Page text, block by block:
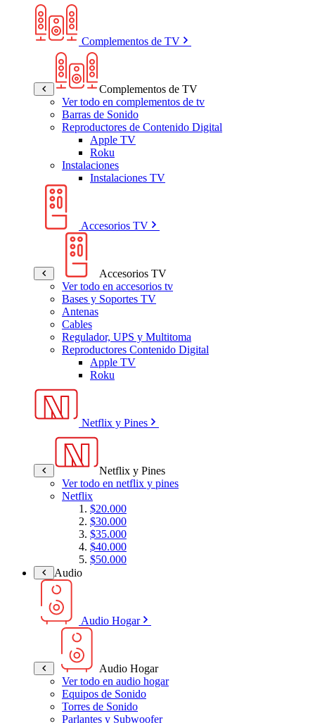
Complementos de TV
Complementos de TV
Ver todo en complementos de tv
Barras de Sonido
Reproductores de Contenido Digital
Apple TV
Roku
Instalaciones
Instalaciones TV
Accesorios TV
Accesorios TV
Ver todo en accesorios tv
Bases y Soportes TV
Antenas
Cables
Regulador, UPS y Multitoma
Reproductores Contenido Digital
Apple TV
Roku
Netflix y Pines
Netflix y Pines
Ver todo en netflix y pines
Netflix
$20.000
$30.000
$35.000
$40.000
$50.000
Audio
Audio Hogar
Audio Hogar
Ver todo en audio hogar
Equipos de Sonido
Torres de Sonido
Parlantes y Subwoofer